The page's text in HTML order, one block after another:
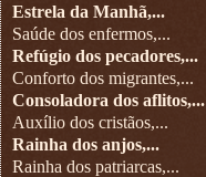
Estrela da Manhã,...
Saúde dos enfermos,...
Refúgio dos pecadores,...
Conforto dos migrantes,...
Consoladora dos aflitos,...
Auxílio dos cristãos,...
Rainha dos anjos,...
Rainha dos patriarcas,...